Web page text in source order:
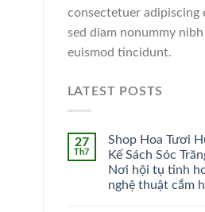
HOA CÔ DÂU
51 SẢN PHẨM
consectetuer adipiscing
sed diam nonummy nibh
euismod tincidunt.
LATEST POSTS
27
Th7
Shop Hoa Tươi
Kế Sách Sóc
Nơi hội tụ tinh
nghệ thuật cắm